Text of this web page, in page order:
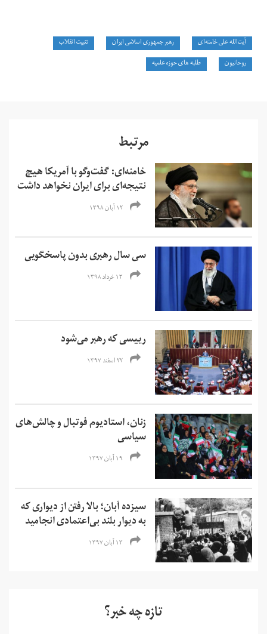
آیت‌الله علی خامنه‌ای رهبر جمهوری اسلامی ایران
تثبیت انقلاب
روحانیون
طلبه های حوزه‌ علمیه
مرتبط
خامنه‌ای: گفت‌وگو با آمریکا هیچ
نتیجه‌ای برای ایران نخواهد داشت
۱۲ آبان ۱۳۹۸
سی سال رهبری بدون پاسخگویی
۱۳ خرداد ۱۳۹۸
رییسی که رهبر می‌شود
۲۲ اسفند ۱۳۹۷
زنان، استادیوم فوتبال و چالش‌های
سیاسی
۱۹ آبان ۱۳۹۷
سیزده آبان؛ بالا رفتن از دیواری که
به دیوار بلند بی‌اعتمادی انجامید
۱۳ آبان ۱۳۹۷
تازه چه خبر؟